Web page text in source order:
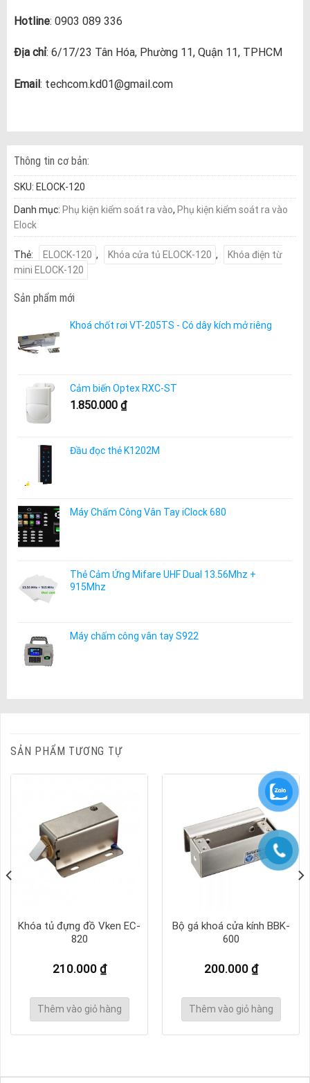
Hotline: 0903 089 336
Địa chỉ: 6/17/23 Tân Hóa, Phường 11, Quận 11, TPHCM
Email : techcom.kd01@gmail.com
Thông tin cơ bản:
SKU: ELOCK-120
Danh mục: Phụ kiện kiểm soát ra vào, Phụ kiện kiểm soát ra vào
Elock
Thẻ: ELOCK-120 , Khóa cửa tủ ELOCK-120 ,
Khóa điện từ
mini ELOCK-120
Sản phẩm mới
Khoá chốt rơi VT-205TS - Có dây kích mở riêng
Cảm biến Optex RXC-ST
1.850.000 ₫
Đầu đọc thẻ K1202M
Máy Chấm Công Vân Tay iClock 680
Thẻ Cảm Ứng Mifare UHF Dual 13.56Mhz +
915Mhz
Máy chấm công vân tay S922
SẢN PHẨM TƯƠNG TỰ
Khóa tủ đựng đồ Vken EC-
820
210.000 ₫
Thêm vào giỏ hàng
Bộ gá khoá cửa kính BBK-
600
200.000 ₫
Thêm vào giỏ hàng